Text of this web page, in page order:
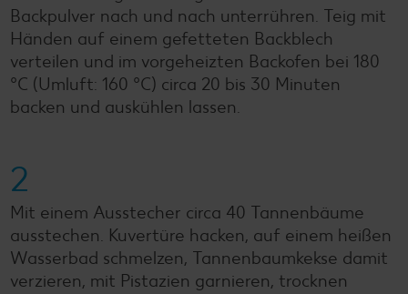
Backpulver nach und nach unterrühren. Teig mit
Händen auf einem gefetteten Backblech
verteilen und im vorgeheizten Backofen bei 180
°C (Umluft: 160 °C) circa 20 bis 30 Minuten
backen und auskühlen lassen.
2
Mit einem Ausstecher circa 40 Tannenbäume
ausstechen. Kuvertüre hacken, auf einem heißen
Wasserbad schmelzen, Tannenbaumkekse damit
verzieren, mit Pistazien garnieren, trocknen